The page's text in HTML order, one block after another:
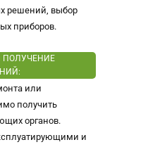
решений, выбор
приборов.
ПОЛУЧЕНИЕ
или
получить
органов.
и